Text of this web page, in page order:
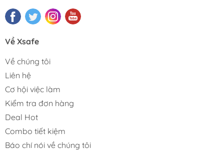
Về Xsafe
Về chúng tôi
Liên hệ
Cơ hội việc làm
Kiểm tra đơn hàng
Deal Hot
Combo tiết kiệm
Báo chí nói về chúng tôi